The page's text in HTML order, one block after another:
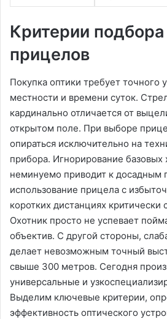
Критерии
прицелов
Покупка оптики требует точного
местности и времени суток.
кардинально отличается от
открытом поле. При выборе
опираться исключительно на
прибора. Игнорирование базовых
неминуемо приводит к досадным
использование прицела с
коротких дистанциях критически
Охотник просто не успевает
объектив. С другой стороны,
делает невозможным точный
свыше 300 метров. Сегодня
универсальные и
Выделим ключевые критерии,
эффективность оптического